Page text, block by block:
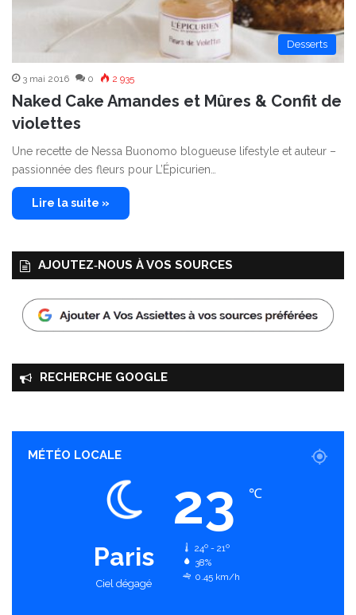
Desserts
3 mai 2016 0 2 935
Naked Cake Amandes et Mûres & Confit de
violettes
Une recette de Nessa Buonomo blogueuse lifestyle et auteur –
passionnée des fleurs pour L’Épicurien…
Lire la suite »
AJOUTEZ‑NOUS À VOS SOURCES
RECHERCHE GOOGLE
MÉTÉO LOCALE
Paris
Ciel dégagé
23 ℃
24º - 21º
38%
0.45 km/h